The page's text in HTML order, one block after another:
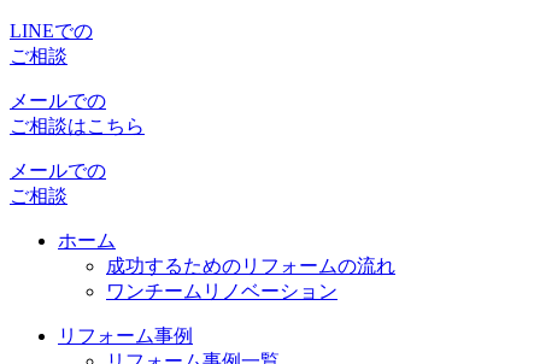
LINEでの
ご相談
メールでの
ご相談はこちら
メールでの
ご相談
ホーム
成功するためのリフォームの流れ
ワンチームリノベーション
リフォーム事例